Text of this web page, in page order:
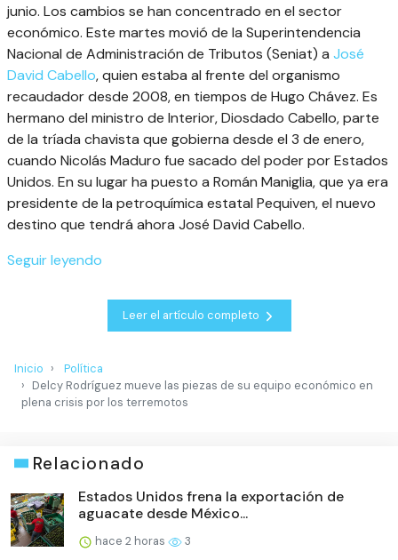
junio. Los cambios se han concentrado en el sector
económico. Este martes movió de la Superintendencia
Nacional de Administración de Tributos (Seniat) a José
David Cabello, quien estaba al frente del organismo
recaudador desde 2008, en tiempos de Hugo Chávez. Es
hermano del ministro de Interior, Diosdado Cabello, parte
de la tríada chavista que gobierna desde el 3 de enero,
cuando Nicolás Maduro fue sacado del poder por Estados
Unidos. En su lugar ha puesto a Román Maniglia, que ya era
presidente de la petroquímica estatal Pequiven, el nuevo
destino que tendrá ahora José David Cabello.
Seguir leyendo
Leer el artículo completo
Inicio
Política
Delcy Rodríguez mueve las piezas de su equipo económico en
plena crisis por los terremotos
Relacionado
Estados Unidos frena la exportación de
aguacate desde México...
hace 2 horas 3